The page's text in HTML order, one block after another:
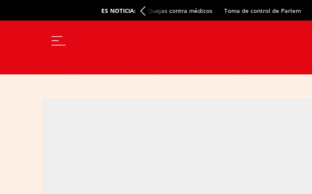
ES NOTICIA: Quejas contra médicos Toma de control de Parlem